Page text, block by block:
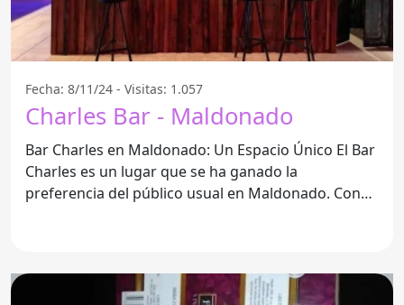
Fecha: 8/11/24 - Visitas: 1.057
Charles Bar - Maldonado
Bar Charles en Maldonado: Un Espacio Único El Bar
Charles es un lugar que se ha ganado la
preferencia del público usual en Maldonado. Con